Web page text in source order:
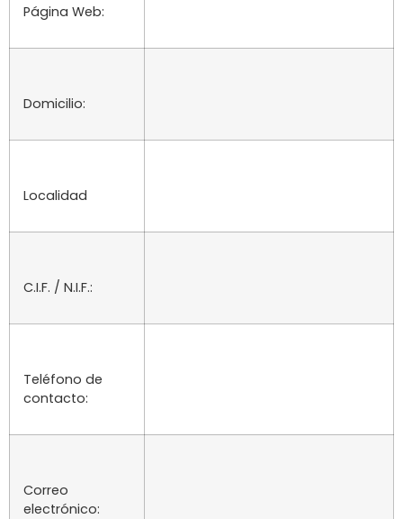
Página Web:
Domicilio:
Localidad
C.I.F. / N.I.F.:
Teléfono de
contacto:
Correo
electrónico: